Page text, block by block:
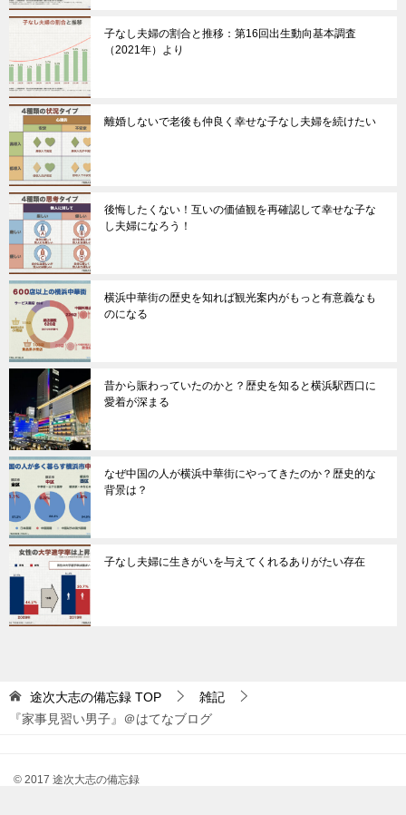
子なし夫婦の割合と推移：第16回出生動向基本調査
（2021年）より
離婚しないで老後も仲良く幸せな子なし夫婦を続けたい
後悔したくない！互いの価値観を再確認して幸せな子な
し夫婦になろう！
横浜中華街の歴史を知れば観光案内がもっと有意義なも
のになる
昔から賑わっていたのかと？歴史を知ると横浜駅西口に
愛着が深まる
なぜ中国の人が横浜中華街にやってきたのか？歴史的な
背景は？
子なし夫婦に生きがいを与えてくれるありがたい存在
途次大志の備忘録 TOP
雑記
『家事見習い男子』＠はてなブログ
© 2017 途次大志の備忘録